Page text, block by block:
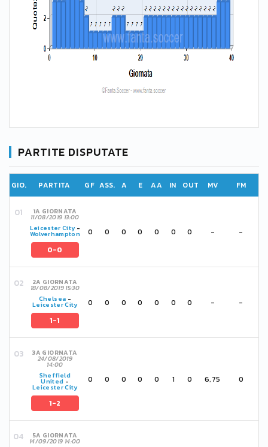
PARTITE DISPUTATE
GIO. PARTITA GF ASS. A E AA IN OUT MV FM
1A GIORNATA
11/08/2019 13:00
Leicester City-
Wolverhampton
0-0
0 0 0 0 0 0 0 - -
2A GIORNATA
18/08/2019 15:30
Chelsea -
Leicester City
1-1
0 0 0 0 0 0 0 - -
3A GIORNATA
24/08/2019
14:00
Sheffield
United -
Leicester City
1-2
0 0 0 0 0 1 0 6,75 0
5A GIORNATA
14/09/2019 14:00